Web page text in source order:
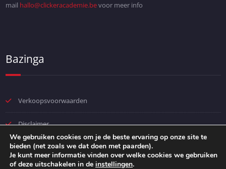
mail hallo@clickeracademie.bevoor meer info
Bazinga
Verkoopsvoorwaarden
Disclaimer
Privacybeleid
We gebruiken cookies om je de beste ervaring op onze site te
bieden (net zoals we dat doen met paarden).
Je kunt meer informatie vinden over welke cookies we gebruiken
of deze uitschakelen in de instellingen.